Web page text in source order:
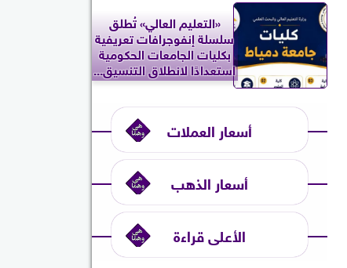
«التعليم العالي» تُطلق
سلسلة إنفوجرافات تعريفية
بكليات الجامعات الحكومية
استعدادًا لانطلاق التنسيق...
أسعار العملات
أسعار الذهب
الأعلى قراءة